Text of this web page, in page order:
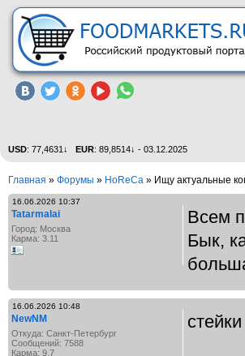
USD: 77,4631↓ EUR: 89,8514↓ - 03.12.2025
Главная » Форумы » HoReCa » Ищу актуальные
16.06.2026 10:37
Tatarmalai
Город: Москва
Карма: 3.11
Всем
Бык,
16.06.2026 10:48
NewNM
Откуда: Санкт-Петербург
Сообщений: 7588
Карма: 9.7